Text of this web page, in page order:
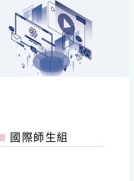
國際師生組